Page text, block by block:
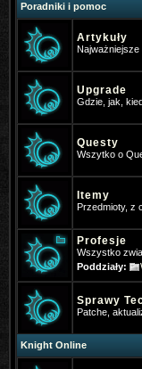
Poradniki i pomoc
Artykuły
Upgrade
Gdzie, jak,
Questy
Wszytko o
Itemy
Przedmioty, z
Profesje
Wszystko
Poddziały:
Sprawy
Patche,
Knight Online